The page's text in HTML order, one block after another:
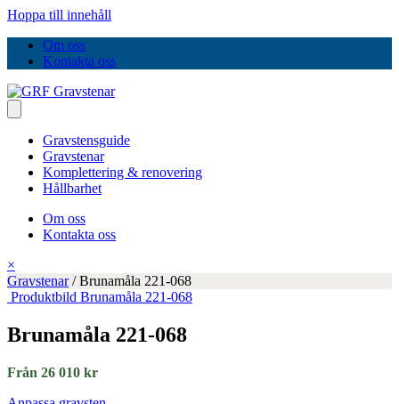
Hoppa till innehåll
Om oss
Kontakta oss
Gravstensguide
Gravstenar
Komplettering & renovering
Hållbarhet
Om oss
Kontakta oss
×
Gravstenar/Brunamåla 221-068
Produktbild Brunamåla 221-068
Brunamåla 221-068
Från 26 010 kr